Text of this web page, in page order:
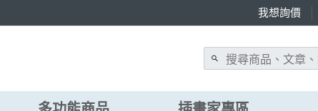
我想詢價